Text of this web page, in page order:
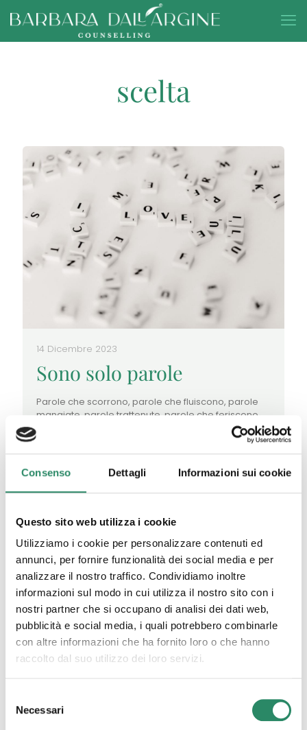
Consenso Dettagli Informazioni sui cookie
Questo sito web utilizza i cookie
Utilizziamo i cookie per personalizzare contenuti ed
annunci, per fornire funzionalità dei social media e per
analizzare il nostro traffico. Condividiamo inoltre
informazioni sul modo in cui utilizza il nostro sito con i
nostri partner che si occupano di analisi dei dati web,
pubblicità e social media, i quali potrebbero combinarle
con altre informazioni che ha fornito loro o che hanno
raccolto dal suo utilizzo dei loro servizi.
delNecessari
scelta
14 Dicembre 2023
Sono solo parole
Parole che scorrono, parole che fluiscono, parole
mangiate, parole trattenute, parole che feriscono,
parole che supportano, parole al vento. Parole
sentite, parole ascoltate, parole dette. Parole[…]
Leggi tutto